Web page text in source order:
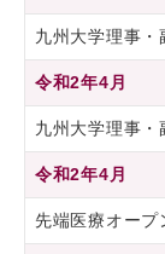
九州大学理事・
令和2年4月
九州大学理事・
令和2年4月
先端医療オープ